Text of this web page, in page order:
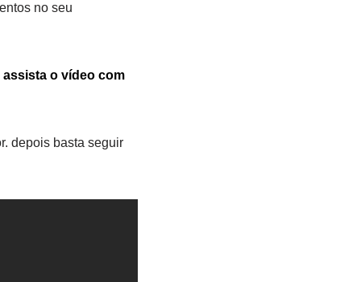
no seu
assista o vídeo com
depois basta seguir